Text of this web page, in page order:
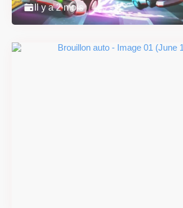
Il y a 2 mois